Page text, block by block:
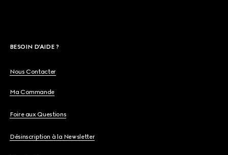
BESOIN D'AIDE ?
Nous Contacter
Ma Commande
Foire aux Questions
Désinscription à la Newsletter